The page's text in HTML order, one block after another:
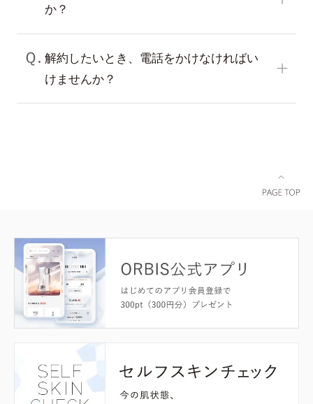
か？
Ｑ. 解約したいとき、電話をかけなければい
けませんか？